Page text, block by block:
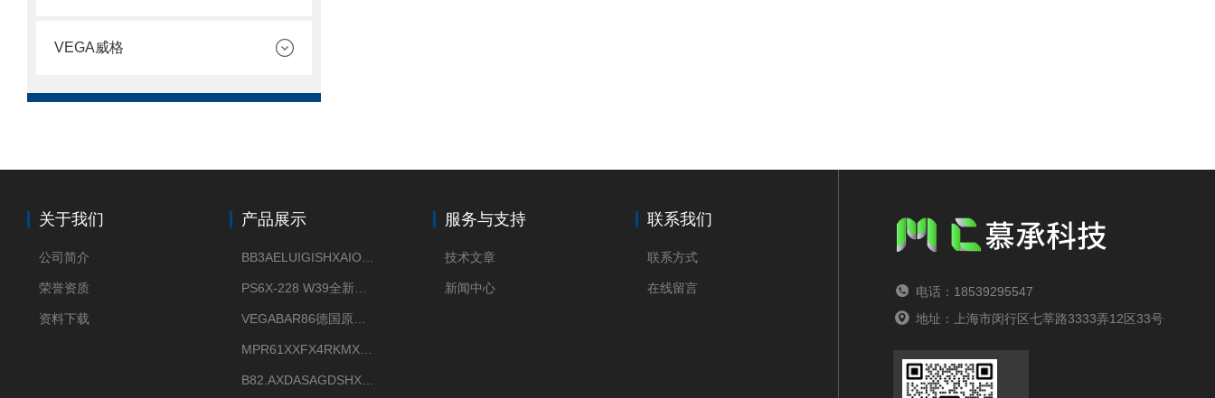
VEGA威格
关于我们
公司简介
荣誉资质
资料下载
产品展示 服务与支持
技术文章
新闻中心
联系我们
联系方式
在线留言
电话：18539295547
地址：上海市闵行区七莘路3333弄12区33号